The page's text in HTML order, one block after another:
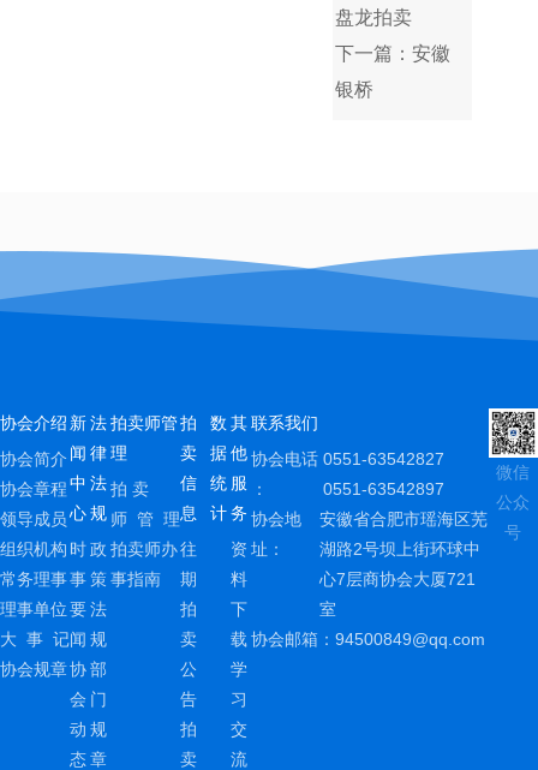
盘龙拍卖
下一篇：安徽
银桥
协会介绍
协会简介
协会章程
领导成员
组织机构
常务理事
理事单位
大 事 记
协会规章
新
闻
中
心
时
事
要
闻
协
会
动
态
法
律
法
规
政
策
法
规
部
门
规
章
拍卖师管
理
拍 卖
师 管 理
拍卖师办
事指南
拍
卖
信
息
往
期
拍
卖
公
告
拍
卖
数
据
统
计
其
他
服
务
资
料
下
载
学
习
交
流
联系我们
协会电话
：
0551-63542827
0551-63542897
协会地
址：
安徽省合肥市瑶海区芜
湖路2号坝上街环球中
心7层商协会大厦721
室
协会邮箱： 94500849@qq.com
微信
公众
号